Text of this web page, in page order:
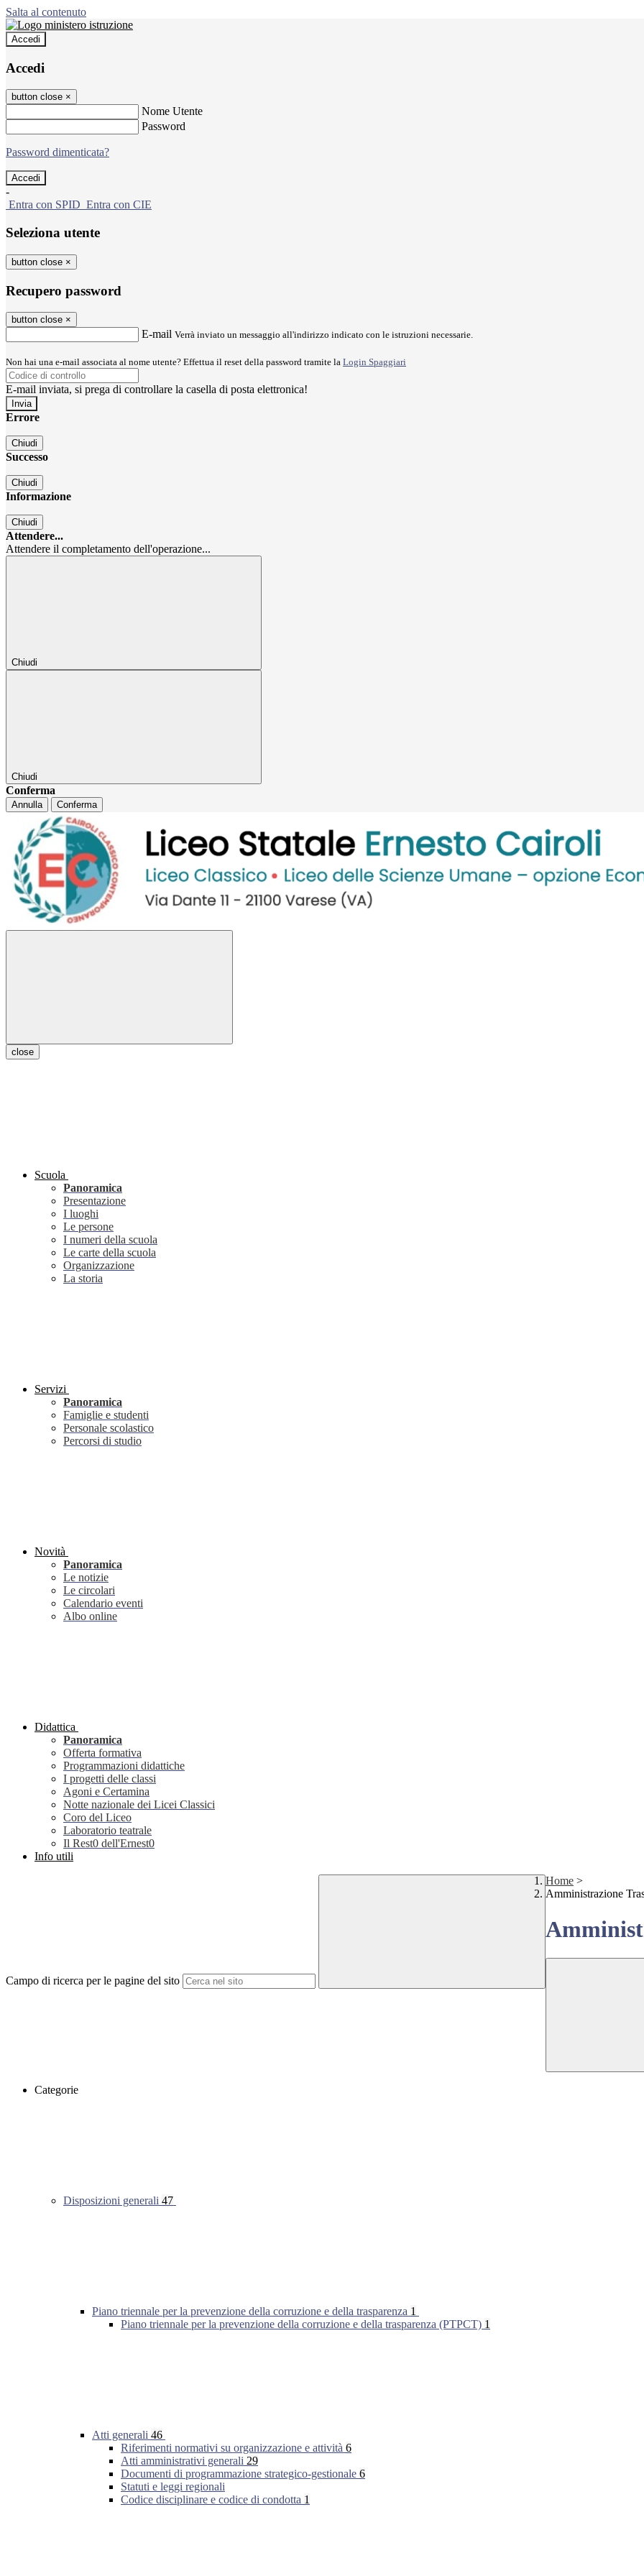
Salta al contenuto
Accedi
Accedi
button close ×
Nome Utente
Password
Password dimenticata?
-
Entra con SPID Entra con CIE
Seleziona utente
button close ×
Recupero password
button close ×
E-mail Verrà inviato un messaggio all'indirizzo indicato con le istruzioni necessarie.
Non hai una e-mail associata al nome utente? Effettua il reset della password tramite la Login Spaggiari
E-mail inviata, si prega di controllare la casella di posta elettronica!
Errore
Chiudi
Successo
Chiudi
Informazione
Chiudi
Attendere...
Attendere il completamento dell'operazione...
Chiudi
Chiudi
Conferma
Annulla Conferma
close
Scuola
Panoramica
Presentazione
I luoghi
Le persone
I numeri della scuola
Le carte della scuola
Organizzazione
La storia
Servizi
Panoramica
Famiglie e studenti
Personale scolastico
Percorsi di studio
Novità
Panoramica
Le notizie
Le circolari
Calendario eventi
Albo online
Didattica
Panoramica
Offerta formativa
Programmazioni didattiche
I progetti delle classi
Agoni e Certamina
Notte nazionale dei Licei Classici
Coro del Liceo
Laboratorio teatrale
Il Rest0 dell'Ernest0
Info utili
Campo di ricerca per le pagine del sito
Home >
Amministrazione
Categorie
Disposizioni generali 47
Piano triennale per la prevenzione della corruzione e della trasparenza 1
Piano triennale per la prevenzione della corruzione e della trasparenza (PTPCT) 1
Atti generali 46
Riferimenti normativi su organizzazione e attività 6
Atti amministrativi generali 29
Documenti di programmazione strategico-gestionale 6
Statuti e leggi regionali
Codice disciplinare e codice di condotta 1